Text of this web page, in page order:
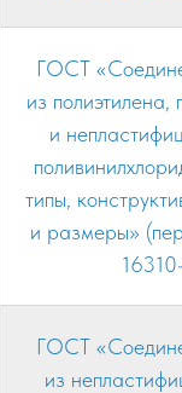
ГОСТ
из полиэтилена,
и
типы,
и размеры»
ГОСТ
из